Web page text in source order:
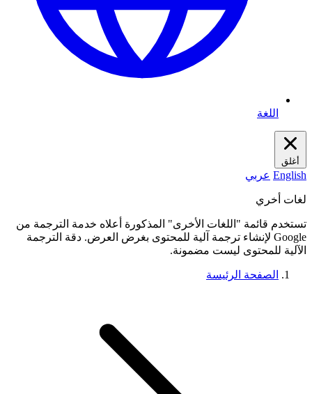
اللغة
أغلق
English عربي
لغات أخري
تستخدم قائمة "اللغات الأخرى" المذكورة أعلاه خدمة الترجمة من
Google لإنشاء ترجمة آلية للمحتوى بغرض العرض. دقة الترجمة
الآلية للمحتوى ليست مضمونة.
الصفحة الرئيسة